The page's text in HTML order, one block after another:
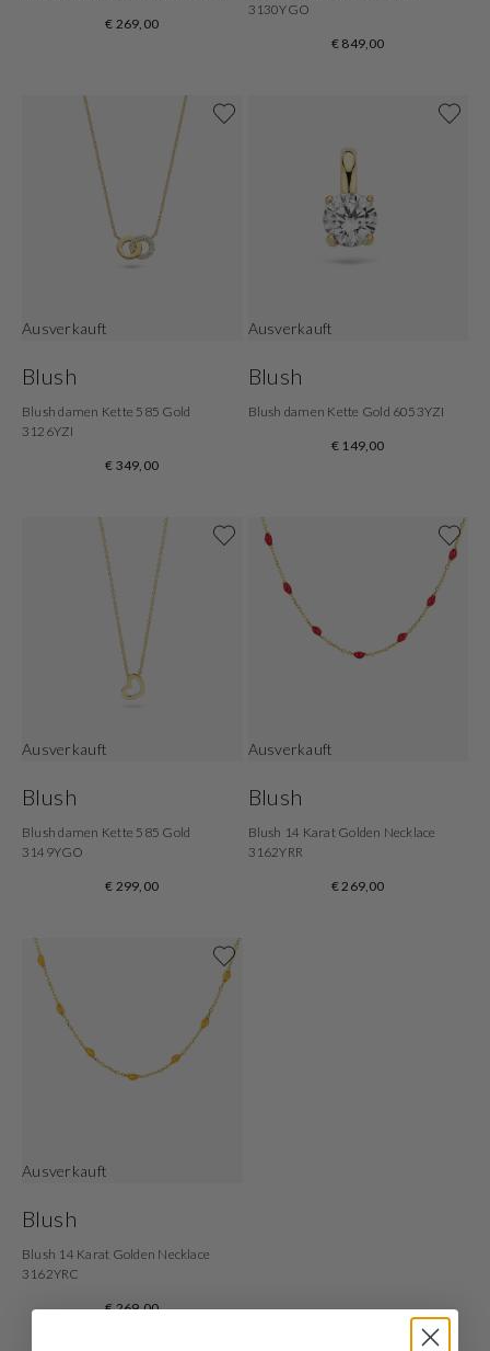
€ 269,00
3130YGO
€ 849,00
Ausverkauft
Blush
Blush damen Kette 585 Gold
3126YZI
€ 349,00
Ausverkauft
Blush
Blush damen Kette Gold 6053YZI
€ 149,00
Ausverkauft
Blush
Blush damen Kette 585 Gold
3149YGO
€ 299,00
Ausverkauft
Blush
Blush 14 Karat Golden Necklace
3162YRR
€ 269,00
Ausverkauft
Blush
Blush 14 Karat Golden Necklace
3162YRC
€ 269,00